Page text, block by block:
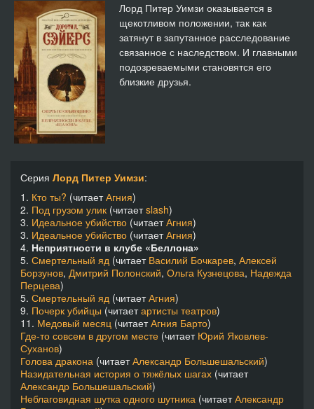
Лорд Питер Уимзи оказывается в
щекотливом положении, так как
затянут в запутанное расследование
связанное с наследством. И главными
подозреваемыми становятся его
близкие друзья.
Серия Лорд Питер Уимзи:
1. Кто ты? (читаетАгния)
2. Под грузом улик (читаетslash)
3. Идеальное убийство (читаетАгния)
3. Идеальное убийство (читаетАгния)
4. Неприятности в клубе «Беллона»
5. Смертельный яд (читает Василий Бочкарев, Алексей
Борзунов, Дмитрий Полонский, Ольга Кузнецова, Надежда
Перцева)
5. Смертельный яд (читаетАгния)
9. Почерк убийцы (читаетартисты театров)
11. Медовый месяц (читаетАгния Барто)
Где-то совсем в другом месте (читает Юрий Яковлев-
Суханов)
Голова дракона (читаетАлександр Большешальский)
Назидательная история о тяжёлых шагах (читает
Александр Большешальский)
Неблаговидная шутка одного шутника (читаетАлександр